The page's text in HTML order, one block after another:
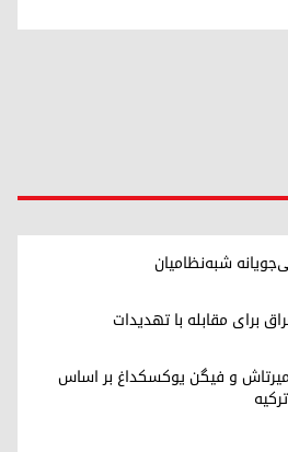
شبه‌نظامیان
برای مقابله با تهدیدات
و فیگن یوکسکداغ بر اساس